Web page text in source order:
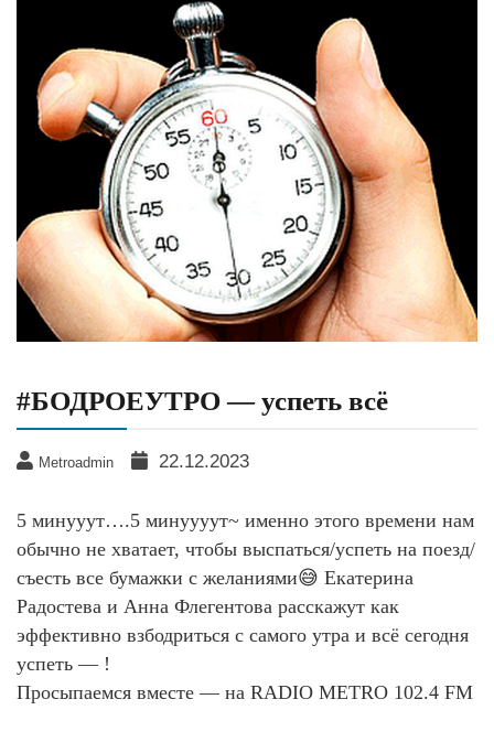
#БОДРОЕУТРО — успеть всё
Metroadmin 22.12.2023
5 минууут….5 минуууут~ именно этого времени нам
обычно не хватает, чтобы выспаться/успеть на поезд/
съесть все бумажки с желаниями😅 Екатерина
Радостева и Анна Флегентова расскажут как
эффективно взбодриться с самого утра и всё сегодня
успеть — !
Просыпаемся вместе — на RADIO METRO 102.4 FM